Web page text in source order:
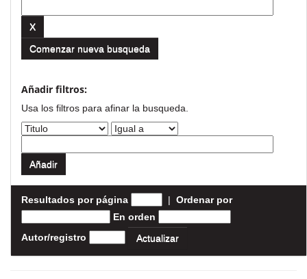
Comenzar nueva busqueda
Añadir filtros:
Usa los filtros para afinar la busqueda.
Resultados por página | Ordenar por
En orden
Autor/registro